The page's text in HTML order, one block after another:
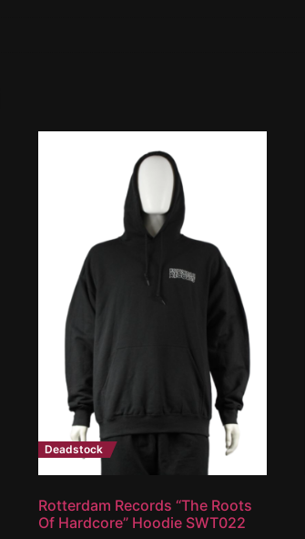
Deadstock
Rotterdam Records “The Roots
Of Hardcore” Hoodie SWT022